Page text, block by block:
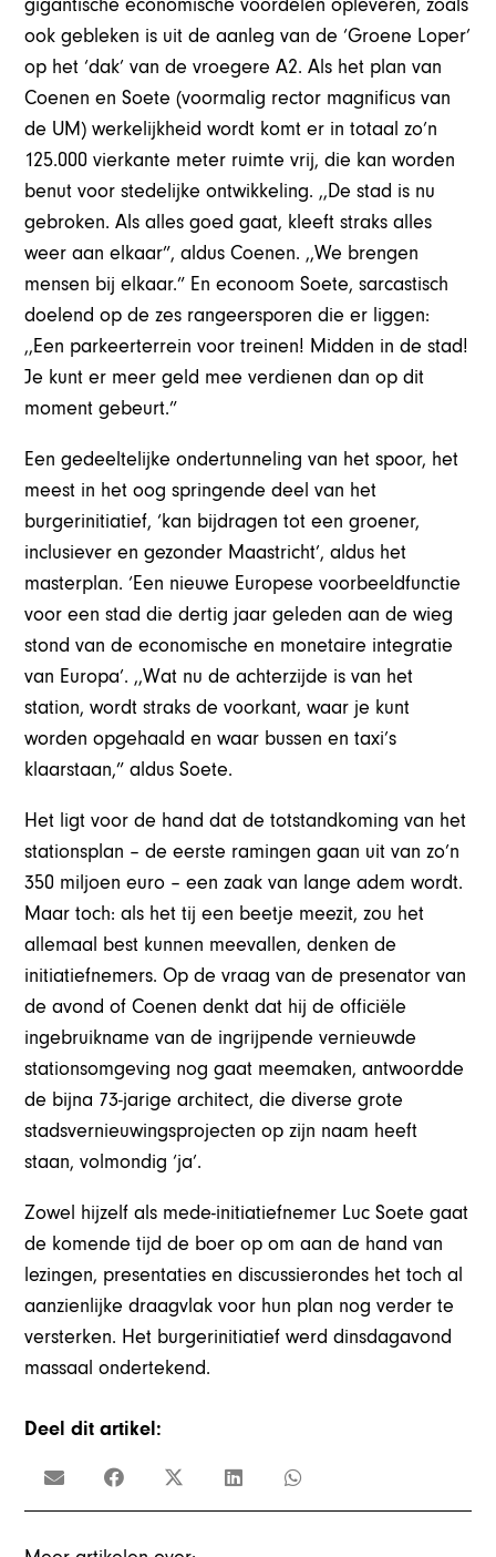
gigantische economische voordelen opleveren, zoals
ook gebleken is uit de aanleg van de ‘Groene Loper’
op het ‘dak’ van de vroegere A2. Als het plan van
Coenen en Soete (voormalig rector magnificus van
de UM) werkelijkheid wordt komt er in totaal zo’n
125.000 vierkante meter ruimte vrij, die kan worden
benut voor stedelijke ontwikkeling. ,,De stad is nu
gebroken. Als alles goed gaat, kleeft straks alles
weer aan elkaar”, aldus Coenen. ,,We brengen
mensen bij elkaar.” En econoom Soete, sarcastisch
doelend op de zes rangeersporen die er liggen:
,,Een parkeerterrein voor treinen! Midden in de stad!
Je kunt er meer geld mee verdienen dan op dit
moment gebeurt.”
Een gedeeltelijke ondertunneling van het spoor, het
meest in het oog springende deel van het
burgerinitiatief, ‘kan bijdragen tot een groener,
inclusiever en gezonder Maastricht’, aldus het
masterplan. ‘Een nieuwe Europese voorbeeldfunctie
voor een stad die dertig jaar geleden aan de wieg
stond van de economische en monetaire integratie
van Europa’. ,,Wat nu de achterzijde is van het
station, wordt straks de voorkant, waar je kunt
worden opgehaald en waar bussen en taxi’s
klaarstaan,” aldus Soete.
Het ligt voor de hand dat de totstandkoming van het
stationsplan – de eerste ramingen gaan uit van zo’n
350 miljoen euro – een zaak van lange adem wordt.
Maar toch: als het tij een beetje meezit, zou het
allemaal best kunnen meevallen, denken de
initiatiefnemers. Op de vraag van de presenator van
de avond of Coenen denkt dat hij de officiële
ingebruikname van de ingrijpende vernieuwde
stationsomgeving nog gaat meemaken, antwoordde
de bijna 73-jarige architect, die diverse grote
stadsvernieuwingsprojecten op zijn naam heeft
staan, volmondig ‘ja’.
Zowel hijzelf als mede-initiatiefnemer Luc Soete gaat
de komende tijd de boer op om aan de hand van
lezingen, presentaties en discussierondes het toch al
aanzienlijke draagvlak voor hun plan nog verder te
versterken. Het burgerinitiatief werd dinsdagavond
massaal ondertekend.
Deel dit artikel: